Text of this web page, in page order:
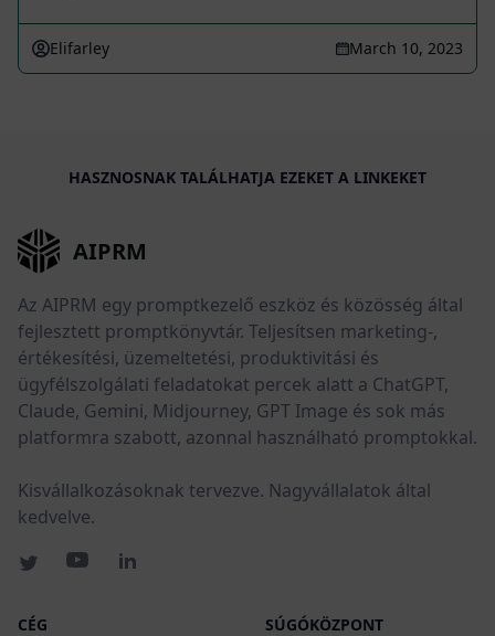
Elifarley March 10, 2023
HASZNOSNAK TALÁLHATJA EZEKET A LINKEKET
AIPRM
Az AIPRM egy promptkezelő eszköz és közösség által
fejlesztett promptkönyvtár. Teljesítsen marketing-,
értékesítési, üzemeltetési, produktivitási és
ügyfélszolgálati feladatokat percek alatt a ChatGPT,
Claude, Gemini, Midjourney, GPT Image és sok más
platformra szabott, azonnal használható promptokkal.
Kisvállalkozásoknak tervezve. Nagyvállalatok által
kedvelve.
CÉG SÚGÓKÖZPONT